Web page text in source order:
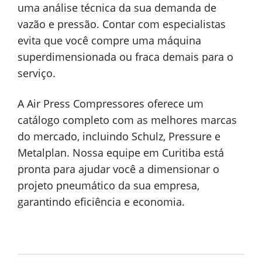
uma análise técnica da sua demanda de
vazão e pressão. Contar com especialistas
evita que você compre uma máquina
superdimensionada ou fraca demais para o
serviço.
A Air Press Compressores oferece um
catálogo completo com as melhores marcas
do mercado, incluindo Schulz, Pressure e
Metalplan. Nossa equipe em Curitiba está
pronta para ajudar você a dimensionar o
projeto pneumático da sua empresa,
garantindo eficiência e economia.